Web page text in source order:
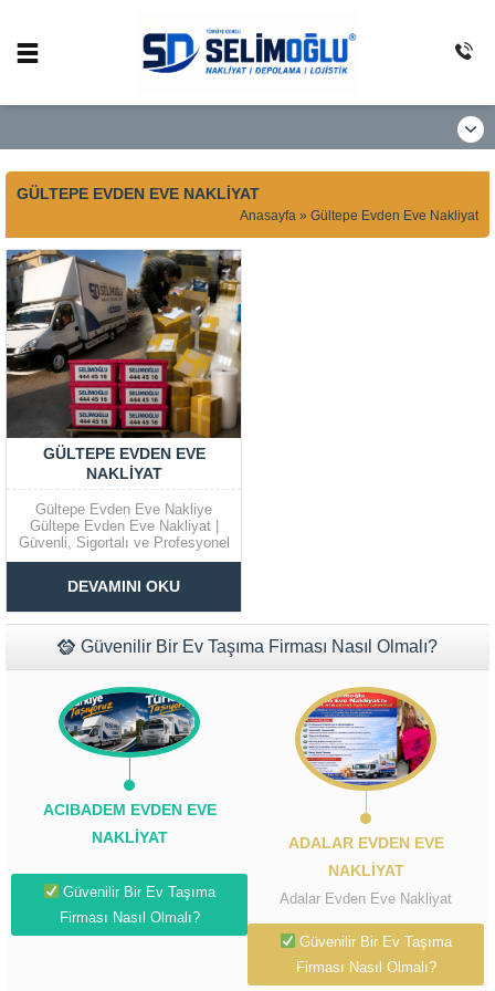
GÜLTEPE EVDEN EVE NAKLIYAT
Anasayfa » Gültepe Evden Eve Nakliyat
GÜLTEPE EVDEN EVE
NAKLIYAT
Gültepe Evden Eve Nakliye
Gültepe Evden Eve Nakliyat |
Güvenli, Sigortalı ve Profesyonel
Taşımacılık Hizmetleri
bölgelerinden biri olan Gültepe,
taşınma ihtiyacının sık
yaşandığı semtlerden biridir. Dar
sokaklar, yoğun trafik ve yüksek
katlı binalar nedeniyle ev
taşıma...
DEVAMINI OKU
Güvenilir Bir Ev Taşıma Firması Nasıl Olmalı?
ACIBADEM EVDEN EVE
NAKLIYAT
Güvenilir Bir Ev Taşıma
Firması Nasıl Olmalı?
ADALAR EVDEN EVE
NAKLIYAT
Adalar Evden Eve Nakliyat
Güvenilir Bir Ev Taşıma
Firması Nasıl Olmalı?